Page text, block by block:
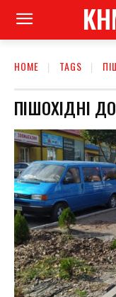
HOME TAGS
ПІШОХІДНІ